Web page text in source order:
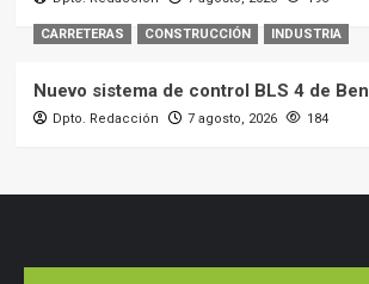
CARRETERAS CONSTRUCCIÓN INDUSTRIA
Nuevo sistema de control BLS 4 de
Dpto. Redacción 7 agosto, 2026 184